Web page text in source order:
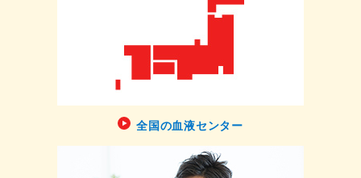
全国の血液センター